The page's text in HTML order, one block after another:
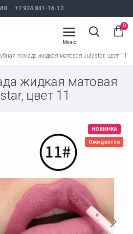
+7 924 841-16-12
0
помада жидкая матовая Julystar, цвет 11
жидкая матовая
цвет 11
НОВИНКА
Ожидается